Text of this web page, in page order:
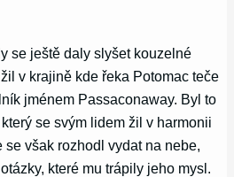
se ještě daly slyšet kouzelné
v krajině kde řeka Potomac teče
jménem Passaconaway. Byl to
se svým lidem žil v harmonii
však rozhodl vydat na nebe,
které mu trápily jeho mysl.